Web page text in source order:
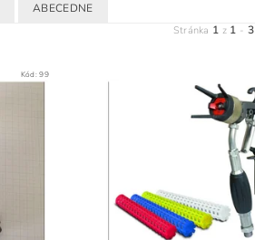
ABECEDNE
Stránka 1 z 1 - 3
Kód:99